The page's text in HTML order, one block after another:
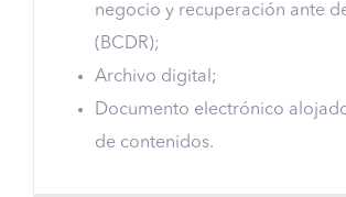
negocio y recuperación ante
(BCDR);
Archivo digital;
Documento electrónico
de contenidos.